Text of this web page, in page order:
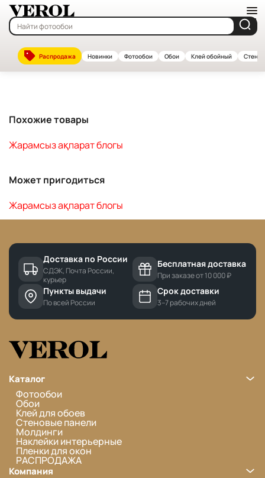
Распродажа Новинки Фотообои Обои Клей обойный
Главная—Каталог
Жарамсыз ақпарат блогы
Похожие товары
Жарамсыз ақпарат блогы
Может пригодиться
Жарамсыз ақпарат блогы
Доставка по России
СДЭК, Почта России,
курьер
Бесплатная доставка
При заказе от 10 000 ₽
Пункты выдачи
По всей России
Срок доставки
3–7 рабочих дней
Каталог
Фотообои
Обои
Клей для обоев
Стеновые панели
Молдинги
Наклейки интерьерные
Пленки для окон
РАСПРОДАЖА
Компания